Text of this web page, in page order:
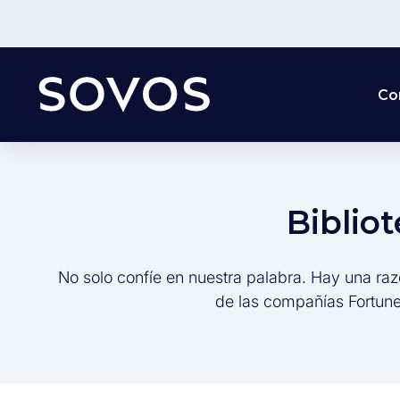
No solo confíe en nuestra palabra. Hay una
de las compañías